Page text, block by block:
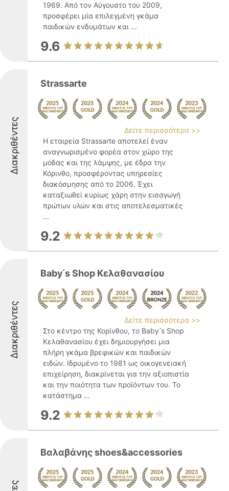
1969. Από τον Αύγουστο του 2009,
προσφέρει μία επιλεγμένη γκάμα
παιδικών ενδυμάτων και ...
9.6
Διακριθέντες
Strassarte
Δείτε περισσότερα >>
Η εταιρεία Strassarte αποτελεί έναν
αναγνωρισμένο φορέα στον χώρο της
μόδας και της λάμψης, με έδρα την
Κόρινθο, προσφέροντας υπηρεσίες
διακόσμησης από το 2006. Έχει
καταξιωθεί κυρίως χάρη στην εισαγωγή
πρώτων υλών και στις αποτελεσματικές
...
9.2
Διακριθέντες
Baby ́s Shop Κελαθανασίου
Δείτε περισσότερα >>
Στο κέντρο της Κορίνθου, το Baby ́s Shop
Κελαθανασίου έχει δημιουργήσει μια
πλήρη γκάμα βρεφικών και παιδικών
ειδών. Ιδρυμένο το 1981 ως οικογενειακή
επιχείρηση, διακρίνεται για την αξιοπιστία
και την ποιότητα των προϊόντων του. Το
κατάστημα ...
9.2
Βαλαβάνης shoes&accessories